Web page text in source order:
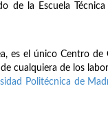
de la Escuela
es el único Centro de
cualquiera de los
Politécnica de